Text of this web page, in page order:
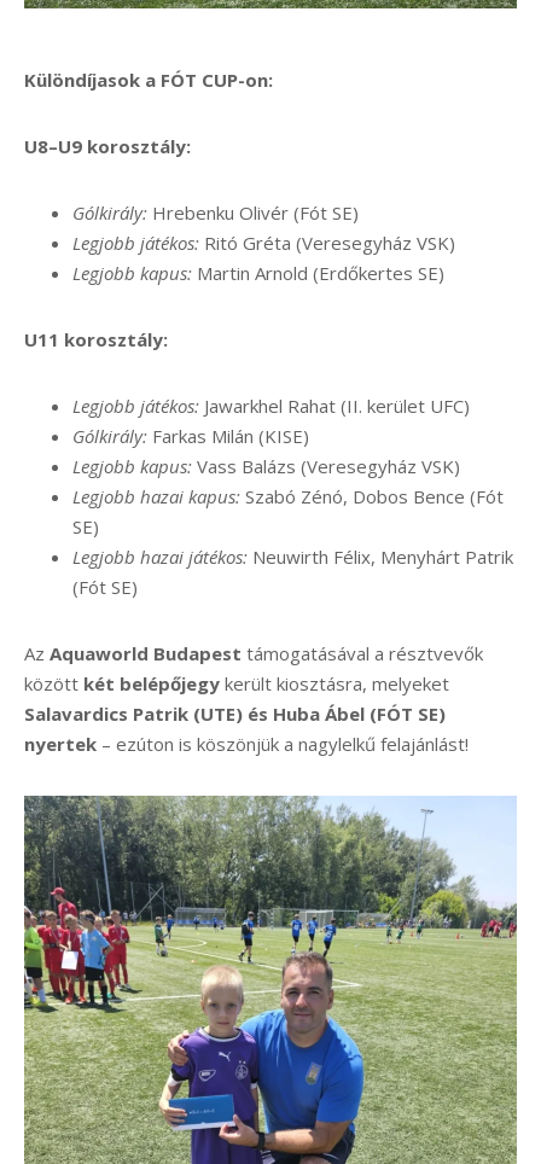
Különdíjasok a FÓT CUP-on:
U8–U9 korosztály:
Gólkirály: Hrebenku Olivér (Fót SE)
Legjobb játékos: Ritó Gréta (Veresegyház VSK)
Legjobb kapus: Martin Arnold (Erdőkertes SE)
U11 korosztály:
Legjobb játékos: Jawarkhel Rahat (II. kerület UFC)
Gólkirály: Farkas Milán (KISE)
Legjobb kapus: Vass Balázs (Veresegyház VSK)
Legjobb hazai kapus: Szabó Zénó, Dobos Bence (Fót
SE)
Legjobb hazai játékos: Neuwirth Félix, Menyhárt Patrik
(Fót SE)
Az Aquaworld Budapest támogatásával a résztvevők
között két belépőjegy került kiosztásra, melyeket
Salavardics Patrik (UTE) és Huba Ábel (FÓT SE)
nyertek – ezúton is köszönjük a nagylelkű felajánlást!